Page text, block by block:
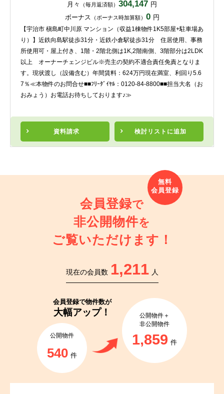
月々 （毎月返済額） 304,147 円
ボーナス （ボーナス時加算額） 0 円
資料請求 検討リスト に追加
【宇治市 槇島町中川原 マンション（収益1棟物件1K5部屋+駐車場あ
り）】近鉄向島駅徒歩31分・近鉄小倉駅徒歩31分 住居使用、事務
所使用可・屋上付き、1階・2階北側は1K,2階南側、3階部分は2LDK
以上 オーナーチェンジビル※売主の契約不適合責任免責となりま
す。現状渡し（設備含む）年間賃料：624万円現在満室、利回り5.6
7％≪本物件のお問合せ■■ﾌﾘｰﾀﾞｲﾔﾙ：0120-84-8800■■担当大名（お
おみょう）お電話お待ちしております♪≫
会員登録で
非公開物件を
ご覧いただけます！
現在の会員数 1,211 人
会員登録で物件数が
大幅アップ！
公開物件
540 件
公開物件＋
非公開物件
1,859 件